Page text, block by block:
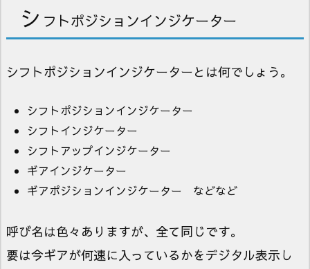
シ フトポジションインジケーター
シフトポジションインジケーターとは何でしょう。
シフトポジションインジケーター
シフトインジケーター
シフトアップインジケーター
ギアインジケーター
ギアポジションインジケーター などなど
呼び名は色々ありますが、全て同じです。
要は今ギアが何速に入っているかをデジタル表示し